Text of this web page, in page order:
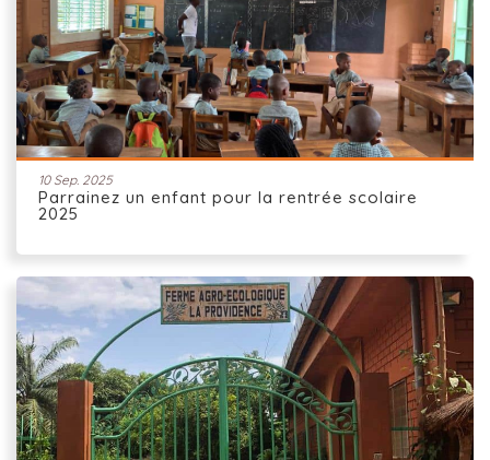
10 Sep. 2025
Parrainez un enfant pour la rentrée scolaire
2025